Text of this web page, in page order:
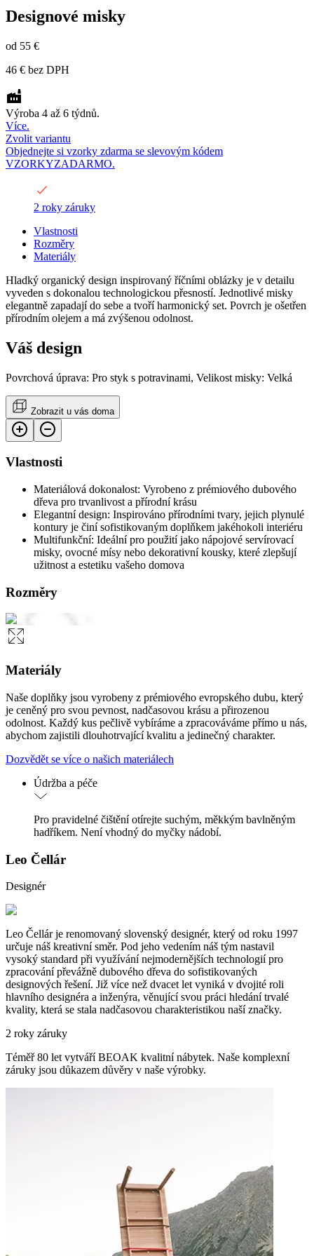
Designové misky
od 55 €
46 € bez DPH
Výroba 4 až 6 týdnů.
Více.
Zvolit variantu
Objednejte si vzorky zdarma se slevovým kódem
VZORKYZADARMO.
2 roky záruky
Vlastnosti
Rozměry
Materiály
Hladký organický design inspirovaný říčními oblázky je v detailu
vyveden s dokonalou technologickou přesností. Jednotlivé misky
elegantně zapadají do sebe a tvoří harmonický set. Povrch je ošetřen
přírodním olejem a má zvýšenou odolnost.
Váš design
Povrchová úprava: Pro styk s potravinami, Velikost misky: Velká
Zobrazit u vás doma
Vlastnosti
Materiálová dokonalost: Vyrobeno z prémiového dubového
dřeva pro trvanlivost a přírodní krásu
Elegantní design: Inspirováno přírodními tvary, jejich plynulé
kontury je činí sofistikovaným doplňkem jakéhokoli interiéru
Multifunkční: Ideální pro použití jako nápojové servírovací
misky, ovocné mísy nebo dekorativní kousky, které zlepšují
užitnost a estetiku vašeho domova
Rozměry
Materiály
Naše doplňky jsou vyrobeny z prémiového evropského dubu, který
je ceněný pro svou pevnost, nadčasovou krásu a přirozenou
odolnost. Každý kus pečlivě vybíráme a zpracováváme přímo u nás,
abychom zajistili dlouhotrvající kvalitu a jedinečný charakter.
Dozvědět se více o našich materiálech
Údržba a péče
Pro pravidelné čištění otírejte suchým, měkkým bavlněným
hadříkem. Není vhodný do myčky nádobí.
Leo Čellár
Designér
Leo Čellár je renomovaný slovenský designér, který od roku 1997
určuje náš kreativní směr. Pod jeho vedením náš tým nastavil
vysoký standard při využívání nejmodernějších technologií pro
zpracování převážně dubového dřeva do sofistikovaných
designových řešení. Již více než dvacet let vyniká v dvojité roli
hlavního designéra a inženýra, věnující svou práci hledání trvalé
kvality, která se stala nadčasovou charakteristikou naší značky.
2 roky záruky
Téměř 80 let vytváří BEOAK kvalitní nábytek. Naše komplexní
záruky jsou důkazem důvěry v naše výrobky.